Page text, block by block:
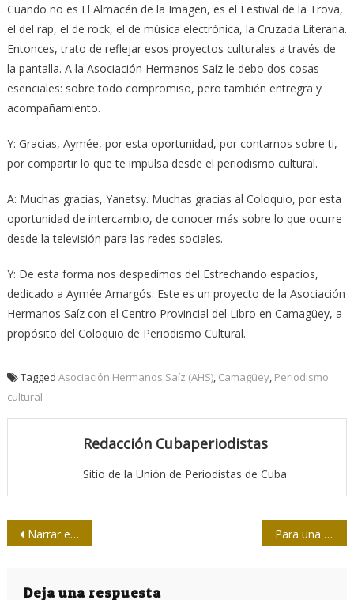
Cuando no es El Almacén de la Imagen, es el Festival de la Trova,
el del rap, el de rock, el de música electrónica, la Cruzada Literaria.
Entonces, trato de reflejar esos proyectos culturales a través de
la pantalla. A la Asociación Hermanos Saíz le debo dos cosas
esenciales: sobre todo compromiso, pero también entregra y
acompañamiento.
Y: Gracias, Aymée, por esta oportunidad, por contarnos sobre ti,
por compartir lo que te impulsa desde el periodismo cultural.
A: Muchas gracias, Yanetsy. Muchas gracias al Coloquio, por esta
oportunidad de intercambio, de conocer más sobre lo que ocurre
desde la televisión para las redes sociales.
Y: De esta forma nos despedimos del Estrechando espacios,
dedicado a Aymée Amargós. Este es un proyecto de la Asociación
Hermanos Saíz con el Centro Provincial del Libro en Camagüey, a
propósito del Coloquio de Periodismo Cultural.
Tagged Asociación Hermanos Saíz (AHS), Camagüey, Periodismo
cultural
Redacción Cubaperiodistas
Sitio de la Unión de Periodistas de Cuba
Navegación
Narrar es una cuestión humana Para una universidad en defensa de la humanidad
Deja una respuesta